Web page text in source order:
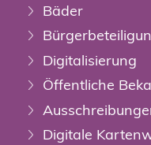
Bäder
Digitalisierung
Öffentliche
Digitale